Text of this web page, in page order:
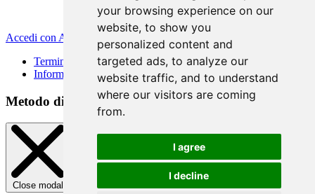
your browsing experience on our
website, to show you
personalized content and
targeted ads, to analyze our
website traffic, and to understand
where our visitors are coming
from.
I agree
I decline
Accedi con Apple
Termini di Utilizzo
Informativa sulla privacy
Metodo di registrazione
Close modal